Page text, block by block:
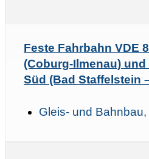
Feste Fahrbahn VDE
(Coburg-Ilmenau) und
Süd (Bad Staffelstein
Gleis- und